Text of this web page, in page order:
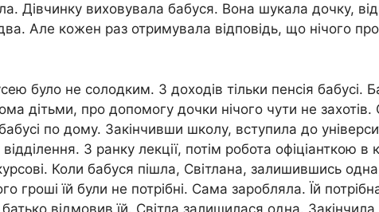
Дівчинку виховувала бабуся. Вона шукала дочку,
Але кожен раз отримувала відповідь, що нічого про
було не солодким. З доходів тільки пенсія бабусі.
дітьми, про допомогу дочки нічого чути не захотів.
по дому. Закінчивши школу, вступила до
З ранку лекції, потім робота офіціанткою в
Коли бабуся пішла, Світлана, залишившись
гроші їй були не потрібні. Сама заробляла. Їй
відмовив їй. Світла залишилася одна. Закінчила